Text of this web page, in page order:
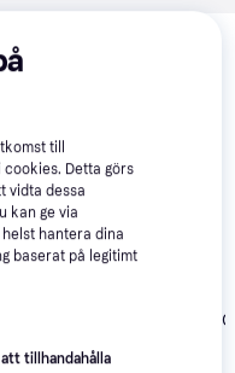
som kanske skulle
M.2
4.7
SNV3S/
till
cookies. Detta görs
vidta dessa
kan ge via
hantera dina
baserat på legitimt
tillhandahålla